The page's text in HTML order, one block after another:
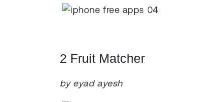
2 Fruit Matcher
by eyad ayesh